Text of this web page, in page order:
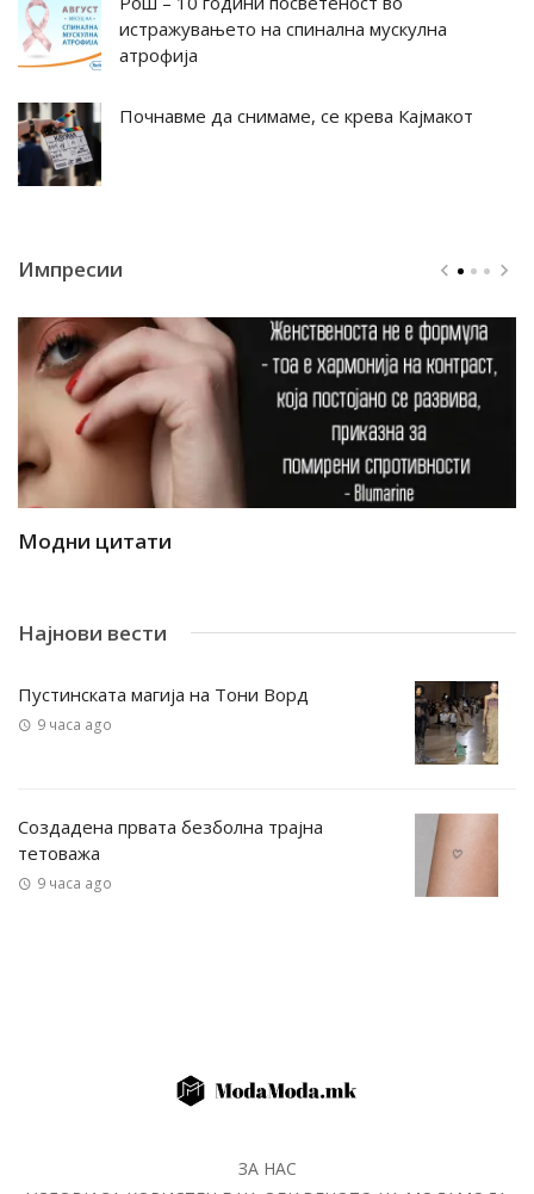
истражувањето на спинална мускулна
атрофија
Почнавме да снимаме, се крева Кајмакот
Импресии
Модни цитати
Најнови вести
Пустинската магија на Тони Ворд
9 часа ago
Создадена првата безболна трајна
тетоважа
9 часа ago
ЗА НАС